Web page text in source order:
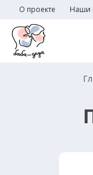
О проекте Наши